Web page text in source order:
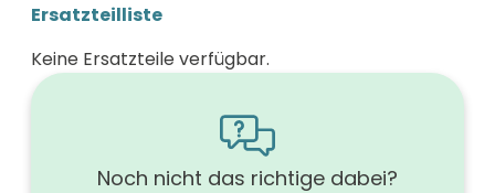
Ersatzteilliste
Keine Ersatzteile verfügbar.
Noch nicht das richtige dabei?